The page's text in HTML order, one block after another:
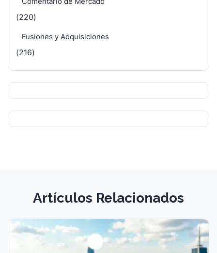
(220)
Fusiones y Adquisiciones
(216)
Artículos Relacionados